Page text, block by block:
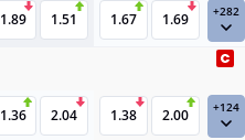
1.89 1.51 1.67 1.69 +282
1.36 2.04 1.38 2.00 +124